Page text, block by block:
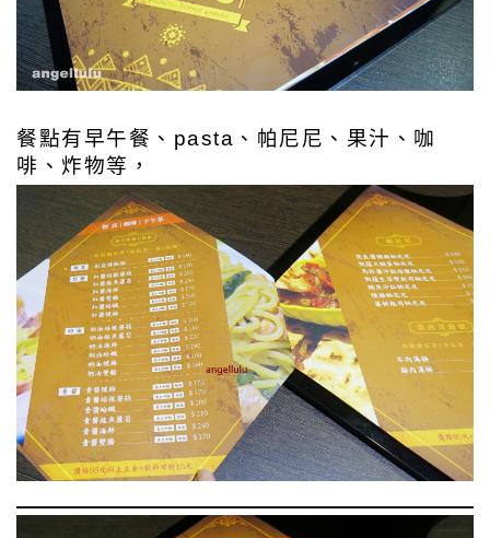
餐點有早午餐、pasta、帕尼尼、果汁、咖
啡、炸物等，